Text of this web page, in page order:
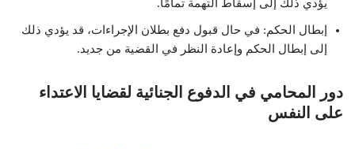
يؤدي ذلك إلى إسقاط التهمة تمامًا.
إبطال الحكم: في حال قبول دفع بطلان الإجراءات، قد يؤدي ذلك
إلى إبطال الحكم وإعادة النظر في القضية من جديد.
دور المحامي في الدفوع الجنائية لقضايا الاعتداء
على النفس